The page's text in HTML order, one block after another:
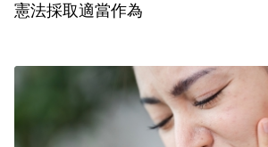
憲法採取適當作為